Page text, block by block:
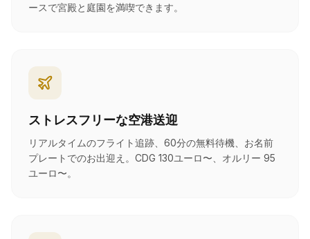
ースで宮殿と庭園を満喫できます。
ストレスフリーな空港送迎
リアルタイムのフライト追跡、60分の無料待機、お名前
プレートでのお出迎え。CDG 130ユーロ〜、オルリー 95
ユーロ〜。